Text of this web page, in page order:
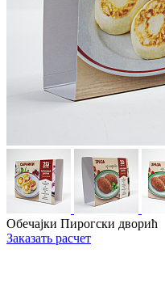
Обечајки Пирогски дворић
Заказать расчет